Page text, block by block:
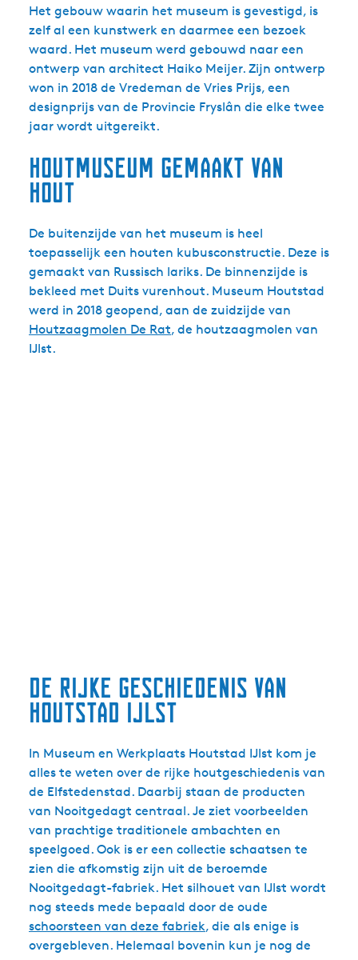
Het gebouw waarin het museum is gevestigd, is
zelf al een kunstwerk en daarmee een bezoek
waard. Het museum werd gebouwd naar een
ontwerp van architect Haiko Meijer. Zijn ontwerp
won in 2018 de Vredeman de Vries Prijs, een
designprijs van de Provincie Fryslân die elke twee
jaar wordt uitgereikt.
Houtmuseum gemaakt van
hout
De buitenzijde van het museum is heel
toepasselijk een houten kubusconstructie. Deze is
gemaakt van Russisch lariks. De binnenzijde is
bekleed met Duits vurenhout. Museum Houtstad
werd in 2018 geopend, aan de zuidzijde van
Houtzaagmolen De Rat, de houtzaagmolen van
IJlst.
De rijke geschiedenis van
Houtstad IJlst
In Museum en Werkplaats Houtstad IJlst kom je
alles te weten over de rijke houtgeschiedenis van
de Elfstedenstad. Daarbij staan de producten
van Nooitgedagt centraal. Je ziet voorbeelden
van prachtige traditionele ambachten en
speelgoed. Ook is er een collectie schaatsen te
zien die afkomstig zijn uit de beroemde
Nooitgedagt-fabriek. Het silhouet van IJlst wordt
nog steeds mede bepaald door de oude
schoorsteen van deze fabriek, die als enige is
overgebleven. Helemaal bovenin kun je nog de